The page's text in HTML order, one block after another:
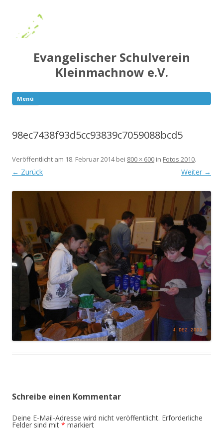
Evangelischer Schulverein
Kleinmachnow e.V.
Menü
98ec7438f93d5cc93839c7059088bcd5
Veröffentlicht am 18. Februar 2014bei 800 × 600 in Fotos 2010.
← Zurück Weiter →
Schreibe einen Kommentar
Deine E-Mail-Adresse wird nicht veröffentlicht. Erforderliche
Felder sind mit * markiert